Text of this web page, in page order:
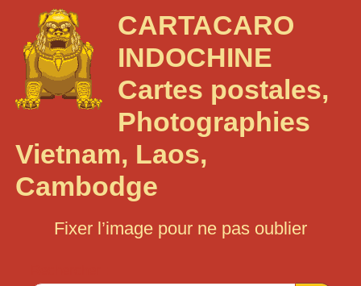
CARTACARO
INDOCHINE
Cartes postales,
Photographies
Vietnam, Laos,
Cambodge
Fixer l’image pour ne pas oublier